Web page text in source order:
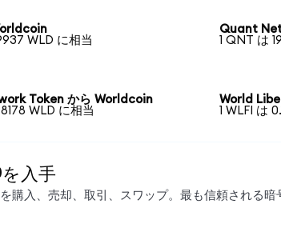
WLD に相当
Quant
1 QNT は
Token から Worldcoin
WLD に相当
World
1 WLFI は
入手
購入、売却、取引、スワップ。最も信頼される暗